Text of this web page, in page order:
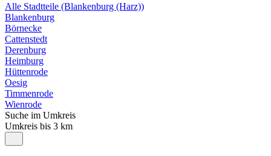
Alle Stadtteile (Blankenburg (Harz))
Blankenburg
Börnecke
Cattenstedt
Derenburg
Heimburg
Hüttenrode
Oesig
Timmenrode
Wienrode
Suche im Umkreis
Umkreis bis 3 km